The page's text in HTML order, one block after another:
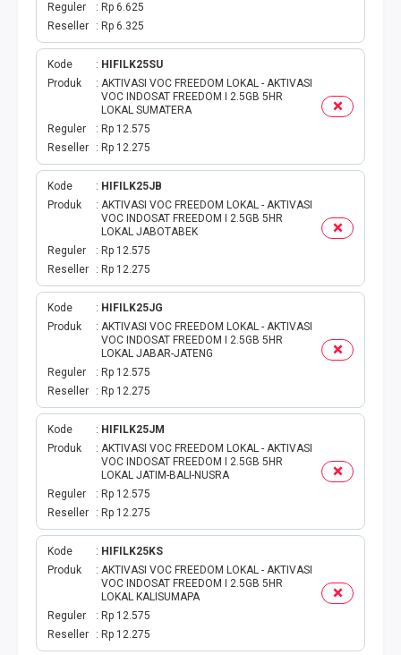
TAG TV PASCABAYAR
TAG CICILAN
TAG FINANCE
TAG KREDIT
TAG PBB
TAG PGN & PERTAGAS
VA BEBAS NOMINAL
TRANSFER UANG
VA NOMINAL
BEBAS NOMINAL
E WALLET BEBAS NOMINAL
Reguler
Rp 6.625
Reseller
Rp 6.325
Kode
HIFILK25SU
Produk
AKTIVASI VOC FREEDOM LOKAL - AKTIVASI
VOC INDOSAT FREEDOM I 2.5GB 5HR
LOKAL SUMATERA
Reguler
Rp 12.575
Reseller
Rp 12.275
Kode
HIFILK25JB
Produk
AKTIVASI VOC FREEDOM LOKAL - AKTIVASI
VOC INDOSAT FREEDOM I 2.5GB 5HR
LOKAL JABOTABEK
Reguler
Rp 12.575
Reseller
Rp 12.275
Kode
HIFILK25JG
Produk
AKTIVASI VOC FREEDOM LOKAL - AKTIVASI
VOC INDOSAT FREEDOM I 2.5GB 5HR
LOKAL JABAR-JATENG
Reguler
Rp 12.575
Reseller
Rp 12.275
Kode
HIFILK25JM
Produk
AKTIVASI VOC FREEDOM LOKAL - AKTIVASI
VOC INDOSAT FREEDOM I 2.5GB 5HR
LOKAL JATIM-BALI-NUSRA
Reguler
Rp 12.575
Reseller
Rp 12.275
Kode
HIFILK25KS
Produk
AKTIVASI VOC FREEDOM LOKAL - AKTIVASI
VOC INDOSAT FREEDOM I 2.5GB 5HR
LOKAL KALISUMAPA
Reguler
Rp 12.575
Reseller
Rp 12.275